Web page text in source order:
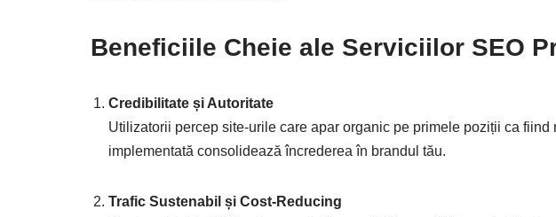
Beneficiile Cheie ale Serviciilor SEO
Credibilitate și Autoritate
Utilizatorii percep site-urile care apar organic pe primele poziții ca
implementată consolidează încrederea în brandul tău.
Trafic Sustenabil și Cost-Reducing